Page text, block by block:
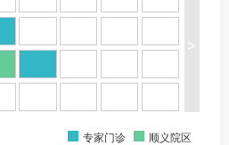
>
专家门诊 顺义院区